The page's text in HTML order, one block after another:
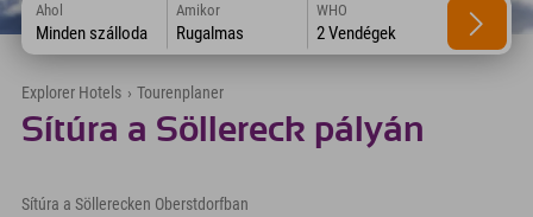
Ahol
Minden szálloda
Amikor
Rugalmas
WHO
2 Vendégek
Explorer Hotels › Tourenplaner
Sítúra a Söllereck pályán
Sítúra a Söllerecken Oberstdorfban